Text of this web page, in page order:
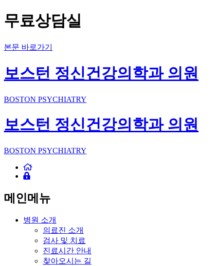
무료상담실
본문 바로가기
보스턴 정신건강의학과 의원
BOSTON PSYCHIATRY
보스턴 정신건강의학과 의원
BOSTON PSYCHIATRY
메인메뉴
병원 소개
의료진 소개
검사 및 치료
진료시간 안내
찾아오시는 길